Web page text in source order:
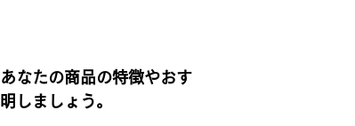
なたの商品の特徴やおす
しましょう。